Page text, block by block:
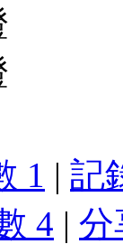
1 | 記
4 | 分